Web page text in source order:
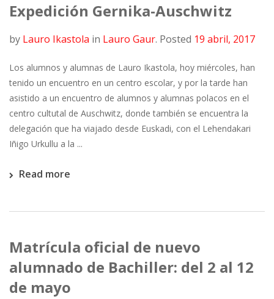
Expedición Gernika-Auschwitz
by Lauro Ikastola in Lauro Gaur. Posted 19 abril, 2017
Los alumnos y alumnas de Lauro Ikastola, hoy miércoles, han
tenido un encuentro en un centro escolar, y por la tarde han
asistido a un encuentro de alumnos y alumnas polacos en el
centro cultutal de Auschwitz, donde también se encuentra la
delegación que ha viajado desde Euskadi, con el Lehendakari
Iñigo Urkullu a la ...
Read more
Matrícula oficial de nuevo
alumnado de Bachiller: del 2 al 12
de mayo